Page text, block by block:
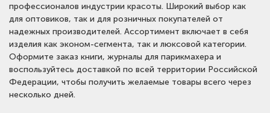
профессионалов индустрии красоты. Широкий выбор как
для оптовиков, так и для розничных покупателей от
надежных производителей. Ассортимент включает в себя
изделия как эконом-сегмента, так и люксовой категории.
Оформите заказ книги, журналы для парикмахера и
воспользуйтесь доставкой по всей территории Российской
Федерации, чтобы получить желаемые товары всего через
несколько дней.